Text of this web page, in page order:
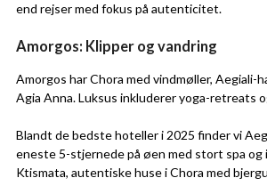
end rejser med fokus på autenticitet.
Amorgos: Klipper og vandring
Amorgos har Chora med vindmøller, Aegiali-
Agia Anna. Luksus inkluderer yoga-retreats
Blandt de bedste hoteller i 2025 finder vi
eneste 5-stjernede på øen med stort spa og
Ktismata, autentiske huse i Chora med